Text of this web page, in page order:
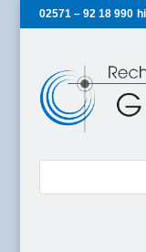
02571 – 92 18 990